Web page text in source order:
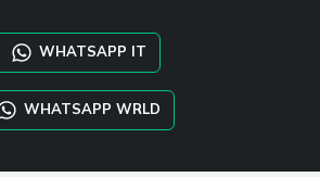
WHATSAPP IT
WHATSAPP WRLD